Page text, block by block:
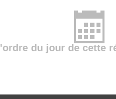
du jour de cette